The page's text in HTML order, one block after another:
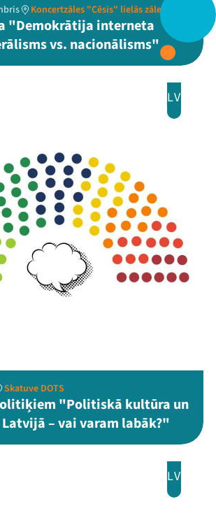
Mana programma
Festivāls
Programma
Arhīvs
Viņi bija LAMPĀ 2026
Ziedo
Veikals
Kontakti
Koncertzāles "Cēsis" lielās zāles studija
"Demokrātija interneta
vs. nacionālisms"
LV
Skatuve DOTS
"Politiskā kultūra un
– vai varam labāk?"
LV